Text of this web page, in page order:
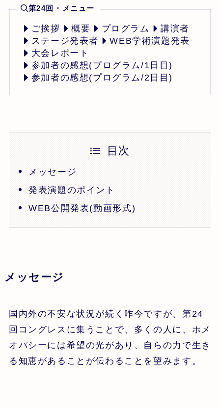
第24回・メニュー
ご挨拶 概要 プログラム
講演者
ステージ発表者
WEB学術演題発表
大会レポート
参加者の感想(プログラム/1日目)
参加者の感想(プログラム/2日目)
目次
メッセージ
発表演題のポイント
WEB公開発表(動画形式)
メッセージ
国内外の不安な状況が続く昨今ですが、第24
回コングレスに集うことで、多くの人に、ホメ
オパシーには希望の光があり、自らの力で生き
る知恵があることが伝わることを望みます。